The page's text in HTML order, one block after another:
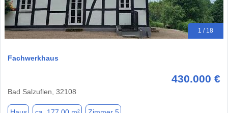
1 / 18
Fachwerkhaus
430.000 €
Bad Salzuflen, 32108